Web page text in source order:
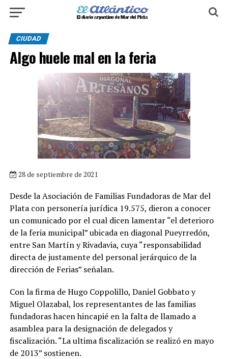
CIUDAD
Algo huele mal en la feria
28 de septiembre de 2021
Desde la Asociación de Familias Fundadoras de Mar del
Plata con personería jurídica 19.575, dieron a conocer
un comunicado por el cual dicen lamentar “el deterioro
de la feria municipal” ubicada en diagonal Pueyrredón,
entre San Martín y Rivadavia, cuya “responsabilidad
directa de justamente del personal jerárquico de la
dirección de Ferias” señalan.
Con la firma de Hugo Coppolillo, Daniel Gobbato y
Miguel Olazabal, los representantes de las familias
fundadoras hacen hincapié en la falta de llamado a
asamblea para la designación de delegados y
fiscalización. “La ultima fiscalización se realizó en mayo
de 2013” sostienen.